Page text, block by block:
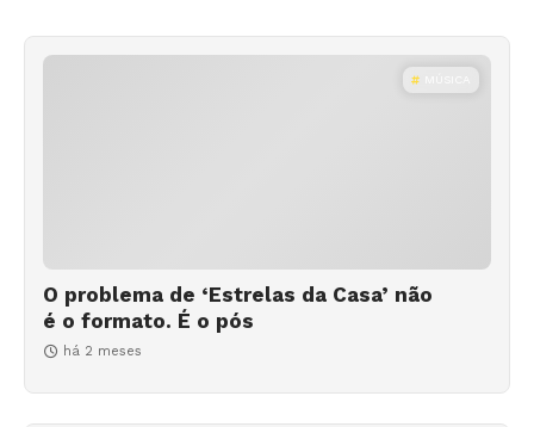
O problema de ‘Estrelas da Casa’ não
é o formato. É o pós
há 2 meses